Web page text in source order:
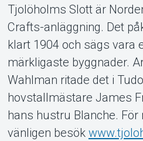
Om
Tjolöholms Slott är
Crafts-anläggning. Det
klart 1904 och sägs vara
märkligaste byggnader.
Wahlman ritade det i
hovstallmästare James
hans hustru Blanche.
vänligen besök